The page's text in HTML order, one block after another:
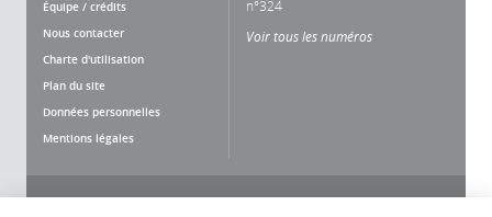
Équipe / crédits
Nous contacter
Charte d'utilisation
Plan du site
Données personnelles
Mentions légales
n°324
Voir tous les numéros